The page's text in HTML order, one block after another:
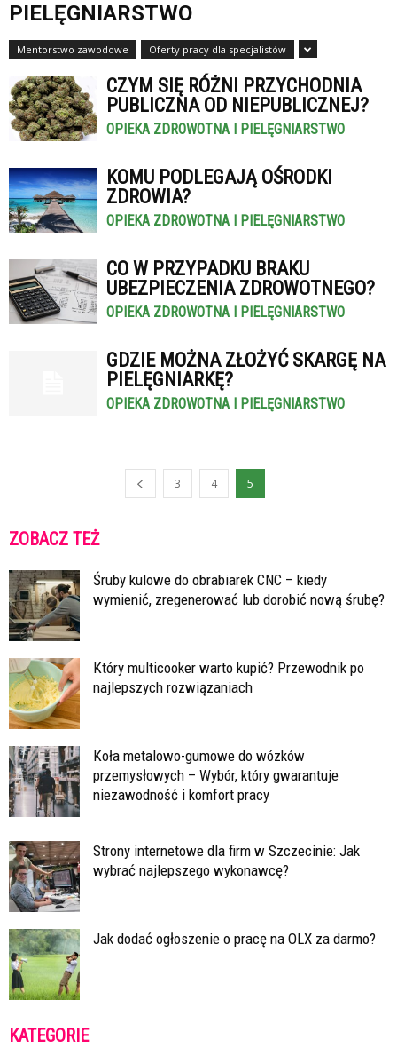
PIELĘGNIARSTWO
Mentorstwo zawodowe Oferty pracy dla specjalistów
CZYM SIĘ RÓŻNI PRZYCHODNIA
PUBLICZNA OD NIEPUBLICZNEJ?
OPIEKA ZDROWOTNA I PIELĘGNIARSTWO
KOMU PODLEGAJĄ OŚRODKI
ZDROWIA?
OPIEKA ZDROWOTNA I PIELĘGNIARSTWO
CO W PRZYPADKU BRAKU
UBEZPIECZENIA ZDROWOTNEGO?
OPIEKA ZDROWOTNA I PIELĘGNIARSTWO
GDZIE MOŻNA ZŁOŻYĆ SKARGĘ NA
PIELĘGNIARKĘ?
OPIEKA ZDROWOTNA I PIELĘGNIARSTWO
3 4 5
ZOBACZ TEŻ
Śruby kulowe do obrabiarek CNC – kiedy
wymienić, zregenerować lub dorobić nową śrubę?
Który multicooker warto kupić? Przewodnik po
najlepszych rozwiązaniach
Koła metalowo-gumowe do wózków
przemysłowych – Wybór, który gwarantuje
niezawodność i komfort pracy
Strony internetowe dla firm w Szczecinie: Jak
wybrać najlepszego wykonawcę?
Jak dodać ogłoszenie o pracę na OLX za darmo?
KATEGORIE